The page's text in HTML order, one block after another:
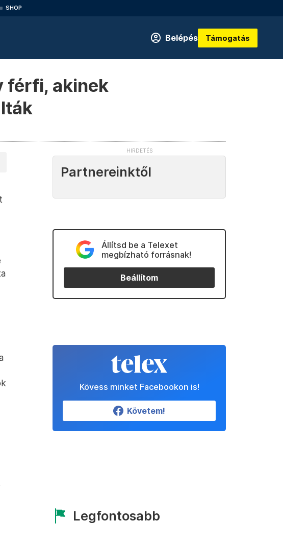
SHOP
Belépés Támogatás
férfi, akinek
Partnereinktől
Állítsd be a Telexet
megbízható forrásnak!
Beállítom
Kövess minket Facebookon is!
Követem!
Legfontosabb